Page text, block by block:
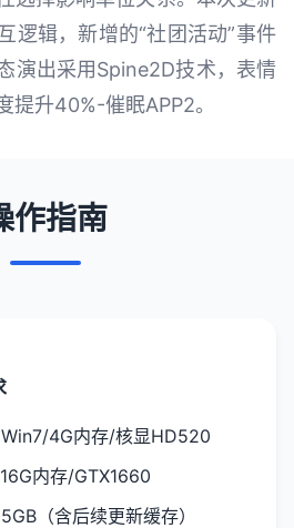
逻辑，新增的“社团活动”事件
演出采用Spine2D技术，表情
提升40%-催眠APP2。
作指南
Win7/4G内存/核显HD520
内存/GTX1660
（含后续更新缓存）